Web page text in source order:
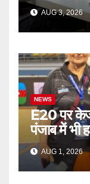
AUG 3, 2026
NEWS
E20 पर
पंजाब में भी
AUG 1, 2026